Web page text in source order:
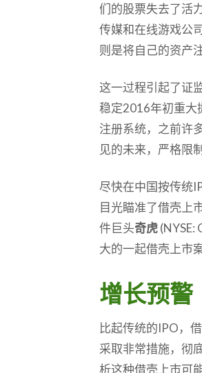
们的股票失去了活
传媒和在线游戏公
则是将自己的资产
这一过程引起了证
稳定2016年初重大
注册系统，之前许
见的未来，严格限
尽快在中国按传统
目光瞄准了借壳上
件巨头奇虎
大的一起借壳上市
增长预警
比起传统的IPO，
采取非常措施，彻
析这种借壳上市可